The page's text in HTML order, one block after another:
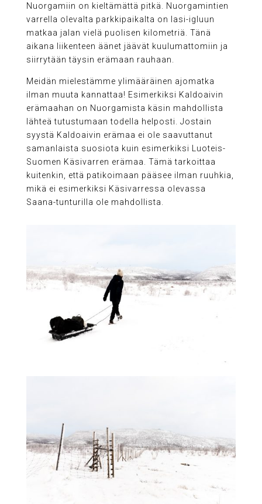
Nuorgamiin on kieltämättä pitkä. Nuorgamintien
varrella olevalta parkkipaikalta on lasi-igluun
matkaa jalan vielä puolisen kilometriä. Tänä
aikana liikenteen äänet jäävät kuulumattomiin ja
siirrytään täysin erämaan rauhaan.
Meidän mielestämme ylimääräinen ajomatka
ilman muuta kannattaa! Esimerkiksi Kaldoaivin
erämaahan on Nuorgamista käsin mahdollista
lähteä tutustumaan todella helposti. Jostain
syystä Kaldoaivin erämaa ei ole saavuttanut
samanlaista suosiota kuin esimerkiksi Luoteis-
Suomen Käsivarren erämaa. Tämä tarkoittaa
kuitenkin, että patikoimaan pääsee ilman ruuhkia,
mikä ei esimerkiksi Käsivarressa olevassa
Saana-tunturilla ole mahdollista.